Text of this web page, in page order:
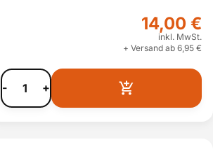
14,00 €
inkl. MwSt.
+ Versand ab 6,95 €
- +